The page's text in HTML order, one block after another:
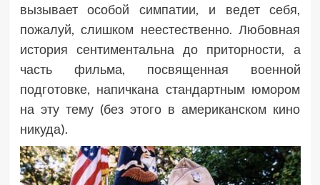
вызывает особой симпатии, и ведет себя,
пожалуй, слишком неестественно. Любовная
история сентиментальна до приторности, а
часть фильма, посвященная военной
подготовке, напичкана стандартным юмором
на эту тему (без этого в американском кино
никуда).